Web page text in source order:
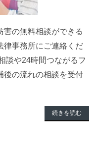
害の無料相談ができる
律事務所にご連絡くだ
談や24時間つながるフ
後の流れの相談を受付
続きを読む